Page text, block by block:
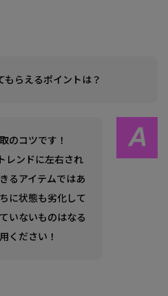
もらえるポイントは？
のコツです！
レンドに左右され
るアイテムではあ
に状態も劣化して
いないものはなる
ください！